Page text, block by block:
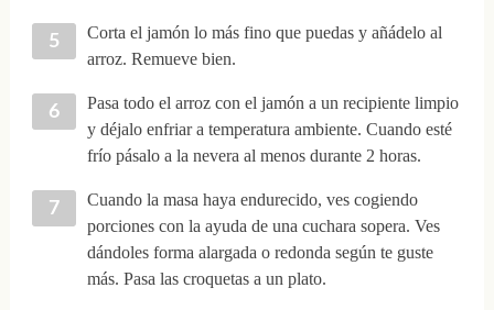
Corta el jamón lo más fino que puedas y añádelo al
arroz. Remueve bien.
Pasa todo el arroz con el jamón a un recipiente limpio
y déjalo enfriar a temperatura ambiente. Cuando esté
frío pásalo a la nevera al menos durante 2 horas.
Cuando la masa haya endurecido, ves cogiendo
porciones con la ayuda de una cuchara sopera. Ves
dándoles forma alargada o redonda según te guste
más. Pasa las croquetas a un plato.